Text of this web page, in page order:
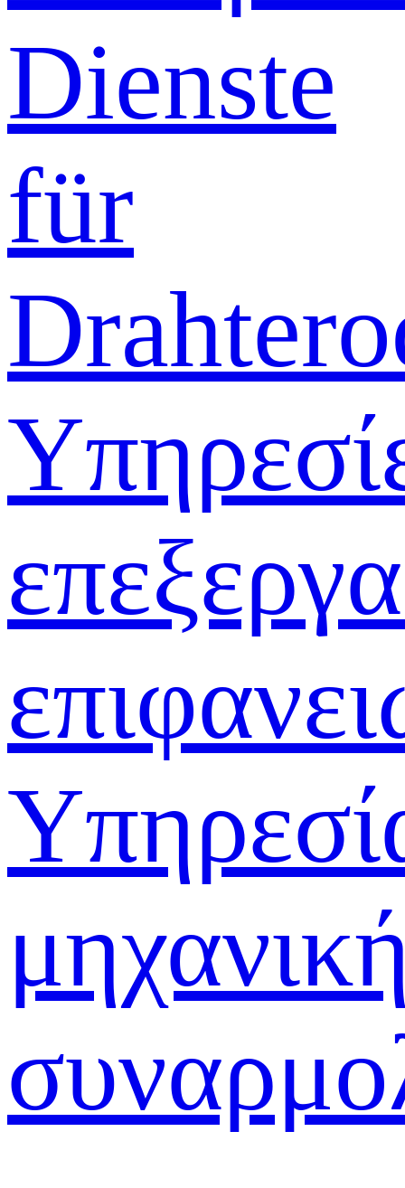
Dienste
für